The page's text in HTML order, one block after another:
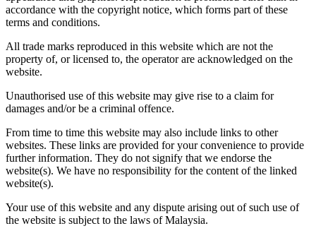
accordance with the copyright notice, which forms part of these
terms and conditions.
All trade marks reproduced in this website which are not the
property of, or licensed to, the operator are acknowledged on the
website.
Unauthorised use of this website may give rise to a claim for
damages and/or be a criminal offence.
From time to time this website may also include links to other
websites. These links are provided for your convenience to provide
further information. They do not signify that we endorse the
website(s). We have no responsibility for the content of the linked
website(s).
Your use of this website and any dispute arising out of such use of
the website is subject to the laws of Malaysia.